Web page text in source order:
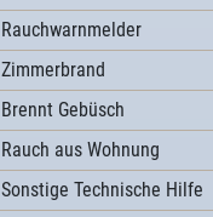
Rauchwarnmelder
Zimmerbrand
Brennt Gebüsch
Rauch aus Wohnung
Sonstige Technische Hilfe